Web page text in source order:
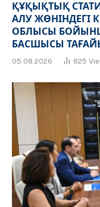
ҚҰҚЫҚТЫҚ
АЛУ ЖӨНІНДЕГІ
ОБЛЫСЫ
БАСШЫСЫ
05.08.2026 825